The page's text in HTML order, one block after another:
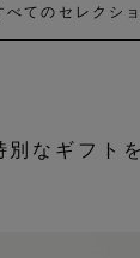
べてのセレクシ
別なギフト